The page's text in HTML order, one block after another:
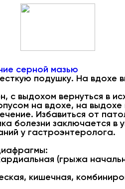
серной мазью
подушку. На вдохе
с выдохом вернуться в
на вдохе, на
Избавиться от
болезни заключается
у гастроэнтеролога.
(грыжа
кишечная,